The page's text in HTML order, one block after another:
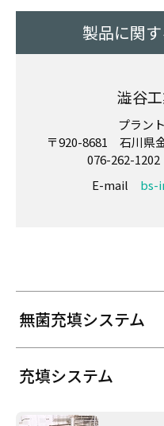
製品に関
澁谷
プラン
〒920-8681 石川県
076-262-
E-mail bs-
無菌充填システム
充填システム